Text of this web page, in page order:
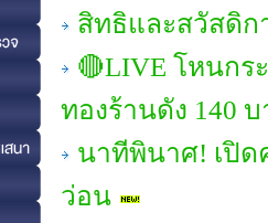
สิทธิและสวัสดิก
🔴LIVE โหนกร
ทองร้านดัง 140
นาทีพินาศ! เปิ
ว่อน